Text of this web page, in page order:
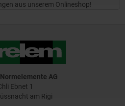
aus unserem Onlineshop!
AG
Ebnet 1
am Rigi